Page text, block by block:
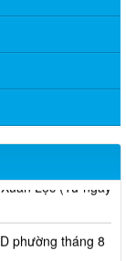
Lộc (Từ ngày
phường tháng 8